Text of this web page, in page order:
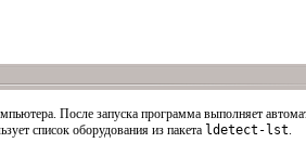
После запуска программа выполняет
список оборудования из пакета ldetect-lst